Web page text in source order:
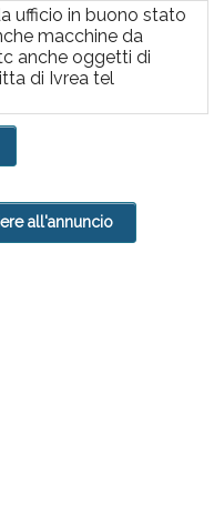
ufficio in buono stato
macchine da
anche oggetti di
di Ivrea tel